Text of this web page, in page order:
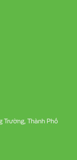
điện
Trường, Thành Phố